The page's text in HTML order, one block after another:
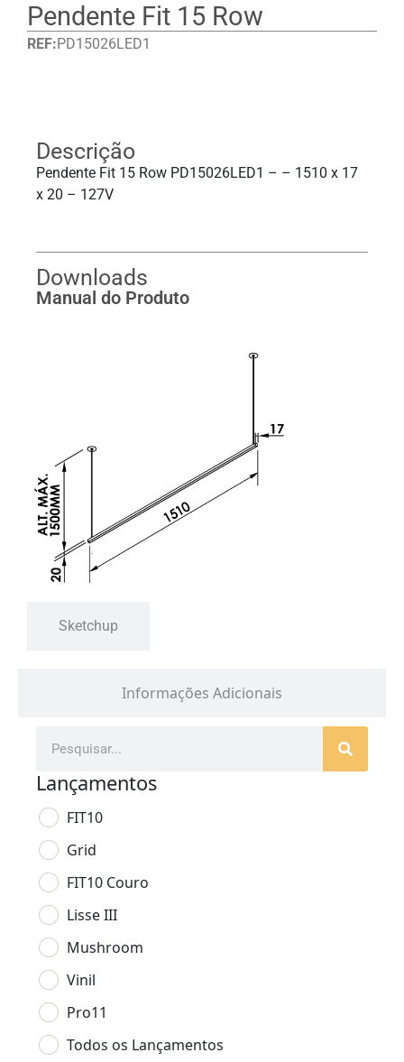
Pendente Fit 15 Row
REF: PD15026LED1
Informações Adicionais
Descrição
Pendente Fit 15 Row PD15026LED1 – – 1510 x 17
x 20 – 127V
Downloads
Manual do Produto
Sketchup
Lançamentos
FIT10
Grid
FIT10 Couro
Lisse III
Mushroom
Vinil
Pro11
Todos os Lançamentos